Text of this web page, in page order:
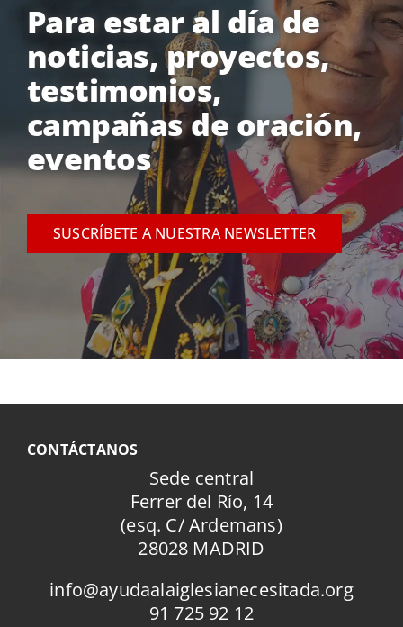
Para estar al día de
noticias, proyectos,
testimonios,
campañas de oración,
eventos
SUSCRÍBETE A NUESTRA NEWSLETTER
CONTÁCTANOS
Sede central
Ferrer del Río, 14
(esq. C/ Ardemans)
28028 MADRID
info@ayudaalaiglesianecesitada.org
91 725 92 12